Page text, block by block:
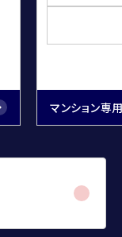
マンション専